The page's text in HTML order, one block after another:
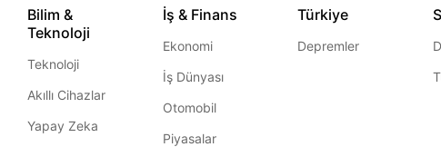
Bilim &
Teknoloji
Teknoloji
Akıllı Cihazlar
Yapay Zeka
İş & Finans
Ekonomi
İş Dünyası
Otomobil
Piyasalar
Türkiye
Depremler